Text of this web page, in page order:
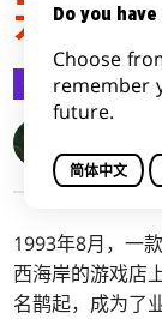
开启万
公告 2022-10-
1993年8月，一
西海岸的游戏店
名鹊起，成为了
Do you
Choose
remember
future.
简体中文